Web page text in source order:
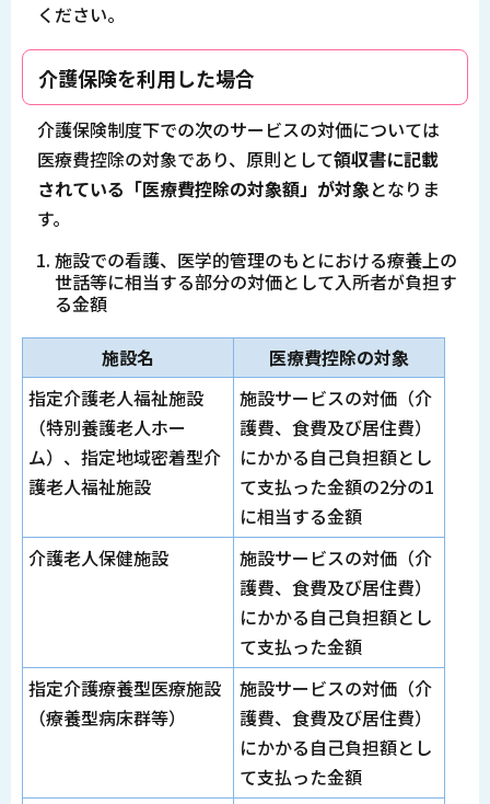
ください。
介護保険を利用した場合
介護保険制度下での次のサービスの対価については
医療費控除の対象であり、原則として領収書に記載
されている「医療費控除の対象額」が対象となりま
す。
施設での看護、医学的管理のもとにおける療養上の
世話等に相当する部分の対価として入所者が負担す
る金額
施設名
医療費控除の対象
指定介護老人福祉施設
（特別養護老人ホー
ム）、指定地域密着型介
護老人福祉施設
施設サービスの対価（介
護費、食費及び居住費）
にかかる自己負担額とし
て支払った金額の2分の1
に相当する金額
介護老人保健施設
施設サービスの対価（介
護費、食費及び居住費）
にかかる自己負担額とし
て支払った金額
指定介護療養型医療施設
（療養型病床群等）
施設サービスの対価（介
護費、食費及び居住費）
にかかる自己負担額とし
て支払った金額